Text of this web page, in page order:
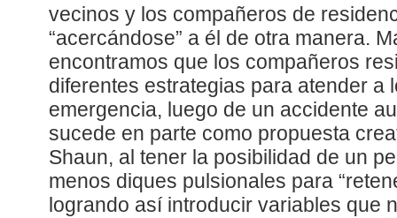
vecinos y los compañeros de
“acercándose” a él de otra manera.
encontramos que los compañeros
diferentes estrategias para atender a
emergencia, luego de un accidente
sucede en parte como propuesta
Shaun, al tener la posibilidad de un
menos diques pulsionales para
logrando así introducir variables que